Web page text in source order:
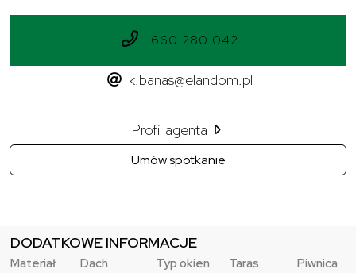
660 280 042
k.banas@elandom.pl
Profil agenta
Umów spotkanie
DODATKOWE INFORMACJE
Materiał
Dach
Typ okien
Taras
Piwnica